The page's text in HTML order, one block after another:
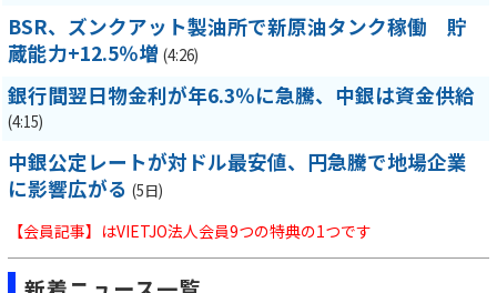
BSR、ズンクアット製油所で新原油タンク稼働 貯
蔵能力+12.5％増 (4:26)
銀行間翌日物金利が年6.3％に急騰、中銀は資金供給
(4:15)
中銀公定レートが対ドル最安値、円急騰で地場企業
に影響広がる (5日)
【会員記事】はVIETJO法人会員9つの特典の1つです